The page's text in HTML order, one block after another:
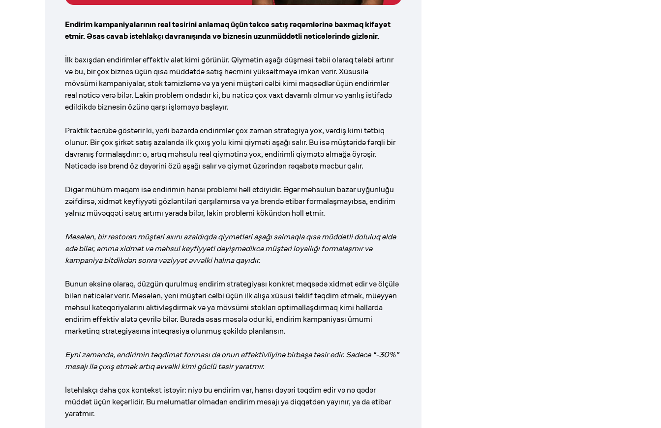
Endirim kampaniyalarının real təsirini anlamaq üçün təkcə satış rəqəmlərinə baxmaq kifayət
etmir. Əsas cavab istehlakçı davranışında və biznesin uzunmüddətli nəticələrində gizlənir.
İlk baxışdan endirimlər effektiv alət kimi görünür. Qiymətin aşağı düşməsi təbii olaraq tələbi artırır
və bu, bir çox biznes üçün qısa müddətdə satış həcmini yüksəltməyə imkan verir. Xüsusilə
mövsümi kampaniyalar, stok təmizləmə və ya yeni müştəri cəlbi kimi məqsədlər üçün endirimlər
real nəticə verə bilər. Lakin problem ondadır ki, bu nəticə çox vaxt davamlı olmur və yanlış istifadə
edildikdə biznesin özünə qarşı işləməyə başlayır.
Praktik təcrübə göstərir ki, yerli bazarda endirimlər çox zaman strategiya yox, vərdiş kimi tətbiq
olunur. Bir çox şirkət satış azalanda ilk çıxış yolu kimi qiyməti aşağı salır. Bu isə müştəridə fərqli bir
davranış formalaşdırır: o, artıq məhsulu real qiymətinə yox, endirimli qiymətə almağa öyrəşir.
Nəticədə isə brend öz dəyərini özü aşağı salır və qiymət üzərindən rəqabətə məcbur qalır.
Digər mühüm məqam isə endirimin hansı problemi həll etdiyidir. Əgər məhsulun bazar uyğunluğu
zəifdirsə, xidmət keyfiyyəti gözləntiləri qarşılamırsa və ya brendə etibar formalaşmayıbsa, endirim
yalnız müvəqqəti satış artımı yarada bilər, lakin problemi kökündən həll etmir.
Məsələn, bir restoran müştəri axını azaldıqda qiymətləri aşağı salmaqla qısa müddətli doluluq əldə
edə bilər, amma xidmət və məhsul keyfiyyəti dəyişmədikcə müştəri loyallığı formalaşmır və
kampaniya bitdikdən sonra vəziyyət əvvəlki halına qayıdır.
Bunun əksinə olaraq, düzgün qurulmuş endirim strategiyası konkret məqsədə xidmət edir və ölçülə
bilən nəticələr verir. Məsələn, yeni müştəri cəlbi üçün ilk alışa xüsusi təklif təqdim etmək, müəyyən
məhsul kateqoriyalarını aktivləşdirmək və ya mövsümi stokları optimallaşdırmaq kimi hallarda
endirim effektiv alətə çevrilə bilər. Burada əsas məsələ odur ki, endirim kampaniyası ümumi
marketinq strategiyasına inteqrasiya olunmuş şəkildə planlansın.
Eyni zamanda, endirimin təqdimat forması da onun effektivliyinə birbaşa təsir edir. Sadəcə “-30%”
mesajı ilə çıxış etmək artıq əvvəlki kimi güclü təsir yaratmır.
İstehlakçı daha çox kontekst istəyir: niyə bu endirim var, hansı dəyəri təqdim edir və nə qədər
müddət üçün keçərlidir. Bu məlumatlar olmadan endirim mesajı ya diqqətdən yayınır, ya da etibar
yaratmır.